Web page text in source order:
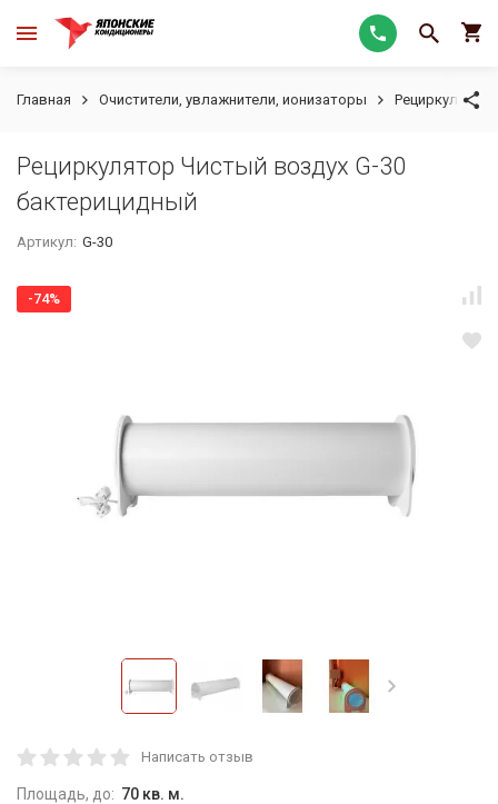
Главная Очистители, увлажнители, ионизаторы
Рециркулятор Чистый воздух G-30
бактерицидный
Артикул: G-30
-74%
Написать отзыв
Площадь, до: 70 кв. м.